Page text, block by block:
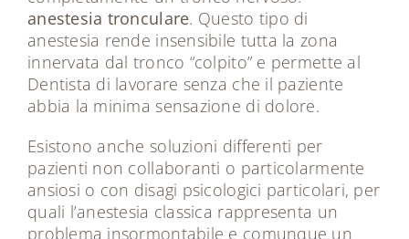
anestesia tronculare. Questo tipo di
anestesia rende insensibile tutta la zona
innervata dal tronco “colpito” e permette al
Dentista di lavorare senza che il paziente
abbia la minima sensazione di dolore.
Esistono anche soluzioni differenti per
pazienti non collaboranti o particolarmente
ansiosi o con disagi psicologici particolari, per
quali l’anestesia classica rappresenta un
problema insormontabile e comunque un